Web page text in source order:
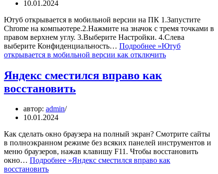
10.01.2024
Ютуб открывается в мобильной версии на ПК 1.Запустите
Chrome на компьютере.2.Нажмите на значок с тремя точками в
правом верхнем углу. 3.Выберите Настройки. 4.Слева
выберите Конфиденциальность… Подробнее »Ютуб
открывается в мобильной версии как отключить
Яндекс сместился вправо как
восстановить
автор: admin
10.01.2024
Как сделать окно браузера на полный экран? Смотрите сайты
в полноэкранном режиме без всяких панелей инструментов и
меню браузеров, нажав клавишу F11. Чтобы восстановить
окно… Подробнее »Яндекс сместился вправо как
восстановить